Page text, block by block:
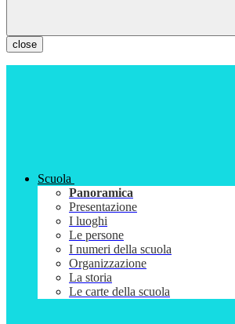
close
Scuola
Panoramica
Presentazione
I luoghi
Le persone
I numeri della scuola
Organizzazione
La storia
Le carte della scuola